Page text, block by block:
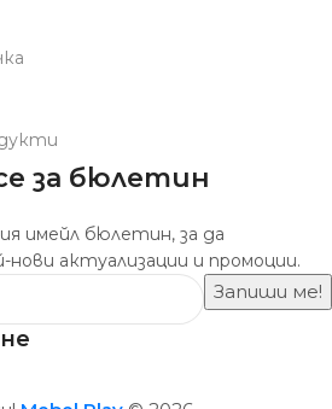
за бюлетин
имейл бюлетин, за да
нови актуализации и промоции.